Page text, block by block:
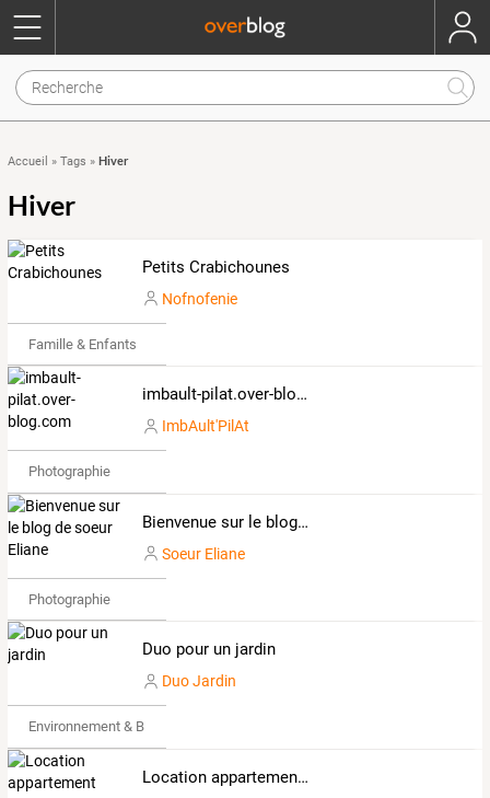
Accueil » Tags » Hiver
Hiver
Petits Crabichounes
Nofnofenie
Famille & Enfants
imbault-pilat.over-blog.com
ImbAult'PilAt
Photographie
Bienvenue sur le blog de soeur Eliane
Soeur Eliane
Photographie
Duo pour un jardin
Duo Jardin
Environnement & Bio
Location appartement pour 6 personnes à Orcières Merlette, résidence Bellevue B